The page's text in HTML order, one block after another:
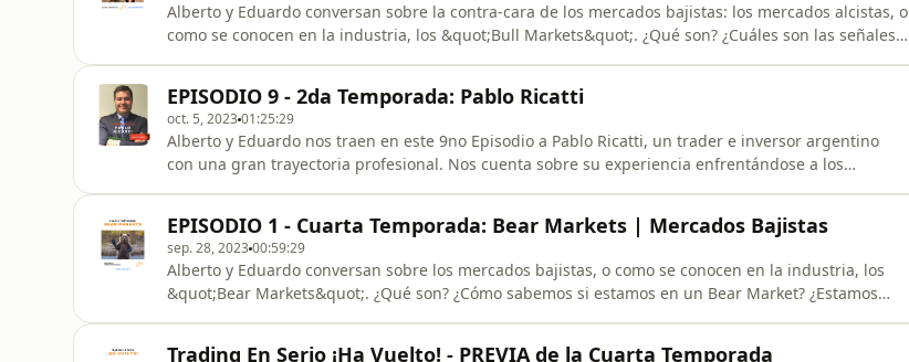
Alberto y Eduardo conversan sobre la contra-cara de los mercados bajistas: los mercados alcistas, o
como se conocen en la industria, los &quot;Bull Markets&quot;. ¿Qué son? ¿Cuáles son las señales?
EPISODIO 9 - 2da Temporada: Pablo Ricatti
oct. 5, 202301:25:29
Alberto y Eduardo nos traen en este 9no Episodio a Pablo Ricatti, un trader e inversor argentino
con una gran trayectoria profesional. Nos cuenta sobre su experiencia enfrentándose a los
cuenta de trading co
EPISODIO 1 - Cuarta Temporada: Bear Markets | Mercados Bajistas
sep. 28, 202300:59:29
Alberto y Eduardo conversan sobre los mercados bajistas, o como se conocen en la industria, los
&quot;Bear Markets&quot;. ¿Qué son? ¿Cómo sabemos si estamos en un Bear Market? ¿Estamos
Trading En Serio ¡Ha Vuelto! - PREVIA de la Cuarta Temporada